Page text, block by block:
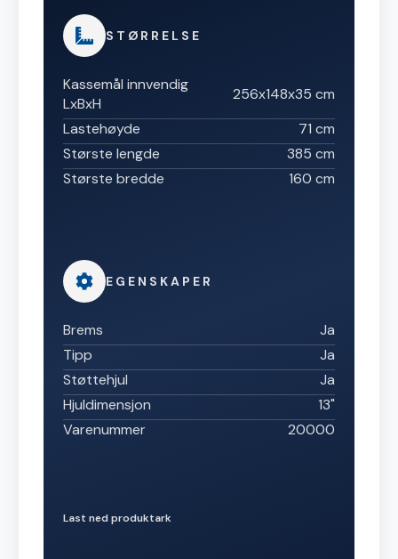
STØRRELSE
Kassemål innvendig
LxBxH
256x148x35 cm
Lastehøyde
71 cm
Største lengde
385 cm
Største bredde
160 cm
EGENSKAPER
Brems
Ja
Tipp
Ja
Støttehjul
Ja
Hjuldimensjon
13"
Varenummer
20000
Last ned produktark